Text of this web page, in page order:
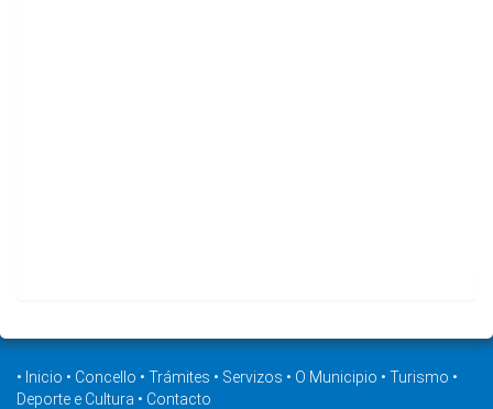
• Inicio • Concello • Trámites • Servizos • O Municipio • Turismo •
Deporte e Cultura • Contacto